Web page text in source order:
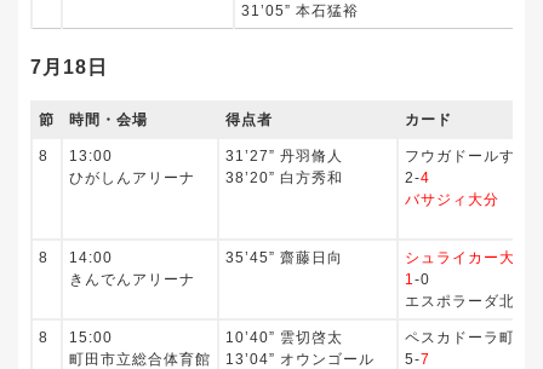
31’05” 本石猛裕
7月18日
節 時間・会場 得点者 カード
8
13:00
ひがしんアリーナ
31’27” 丹羽脩人
38’20” 白方秀和
フウガドールすみ
2-4
バサジィ大分
8
14:00
きんでんアリーナ
35’45” 齋藤日向
シュライカー大阪
1 -0
エスポラーダ北海
8
15:00
町田市立総合体育館
10’40” 雲切啓太
13’04” オウンゴール
ペスカドーラ町田
5-7